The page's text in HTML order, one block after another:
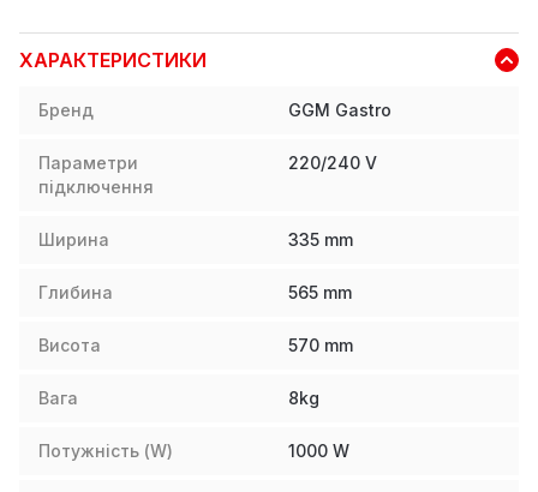
ХАРАКТЕРИСТИКИ
Бренд GGM Gastro
Параметри
підключення
220/240 V
Ширина 335 mm
Глибина 565 mm
Висота 570 mm
Вага 8kg
Потужність (W) 1000 W